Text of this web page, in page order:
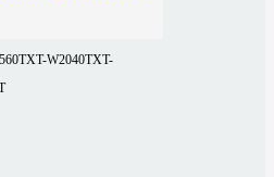
XT-W2040TXT-